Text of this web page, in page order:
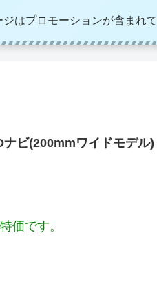
ジはプロモーションが含まれ
ビ(200mmワイドモデル
価です。